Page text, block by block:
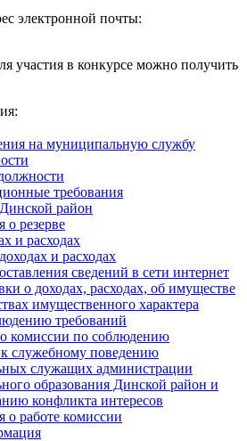
электронной почты:
участия в конкурсе можно получить
на муниципальную службу
требования
район
резерве
и расходах
и расходах
сведений в сети интернет
о доходах, расходах, об имуществе
имущественного характера
требований
комиссии по соблюдению
служебному поведению
служащих администрации
образования Динской район и
конфликта интересов
работе комиссии